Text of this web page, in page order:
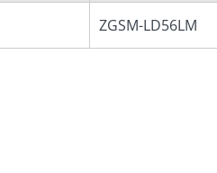
ZGSM-LD56LM